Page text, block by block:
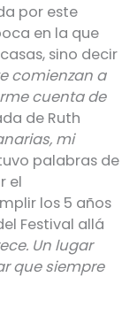
por este
en la que
sino decir
comienzan a
cuenta de
de Ruth
mi
palabras de
el
los 5 años
Festival allá
Un lugar
que siempre